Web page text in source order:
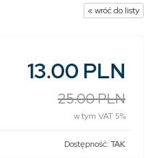
« wróć do listy
13.00 PLN
25.00 PLN
w tym VAT 5%
Dostępność: TAK